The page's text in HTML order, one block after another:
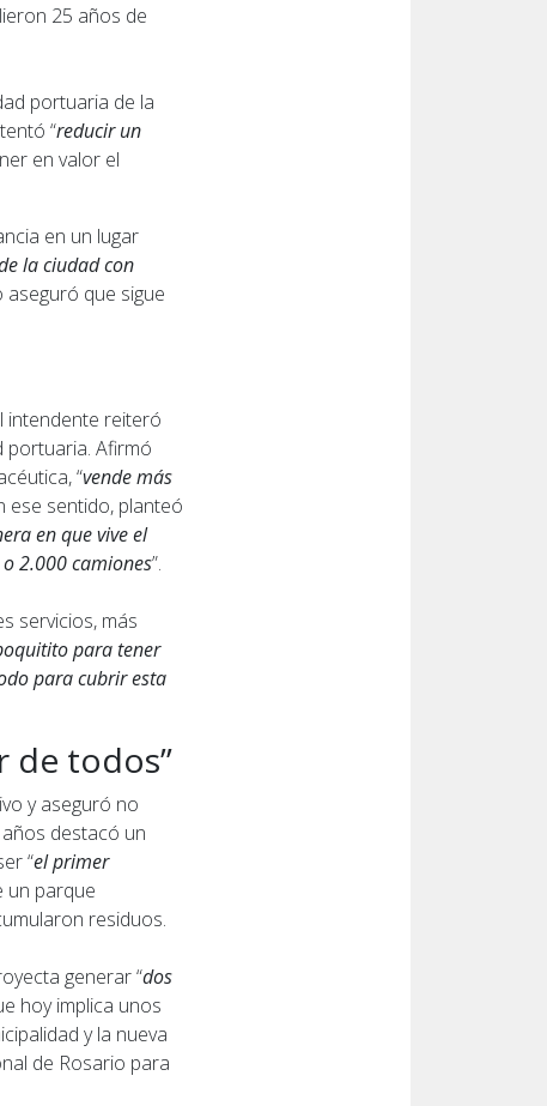
25 años de
portuaria de la
“reducir un
en valor el
en un lugar
la ciudad con
aseguró que sigue
intendente reiteró
portuaria. Afirmó
“vende más
ese sentido, planteó
en que vive el
2.000 camiones”.
servicios, más
para tener
para cubrir esta
de todos”
y aseguró no
destacó un
“el primer
un parque
residuos.
generar “dos
hoy implica unos
y la nueva
de Rosario para